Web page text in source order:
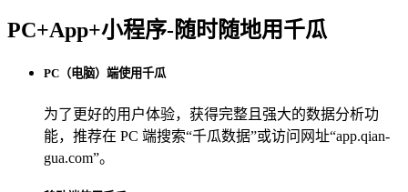
PC+App+小程序-随时随地用千瓜
PC（电脑）端使用千瓜
为了更好的用户体验，获得完整且强大的数据分析功
能，推荐在 PC 端搜索“千瓜数据”或访问网址“app.qian-
gua.com”。